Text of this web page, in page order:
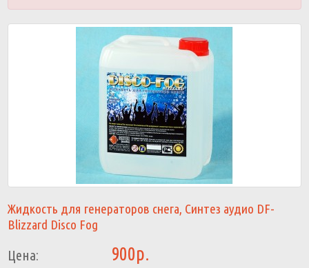
Жидкость для генераторов снега, Синтез аудио DF-
Blizzard Disco Fog
Цена: 900р.